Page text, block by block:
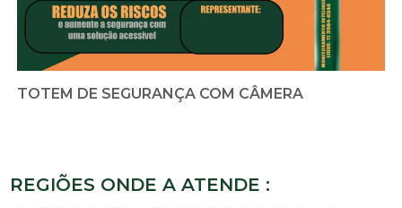
TOTEM DE SEGURANÇA COM CÂMERA
REGIÕES ONDE A ATENDE :